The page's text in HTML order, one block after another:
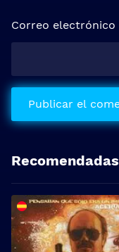
Correo electrónico
Recomendadas